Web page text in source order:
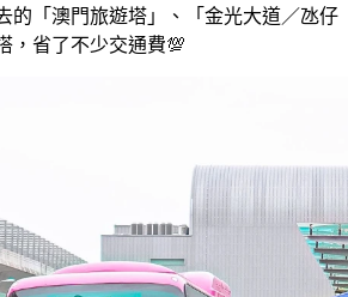
的「澳門旅遊塔」、「金光大道／氹仔
，省了不少交通費💯